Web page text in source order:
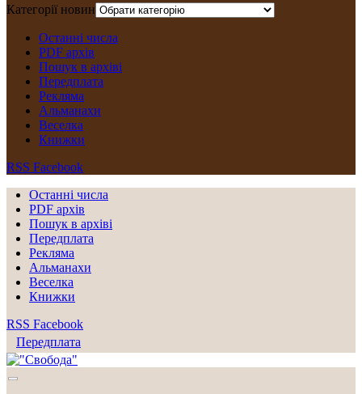
Категорії новин
Останні числа
PDF архів
Пошук в архіві
Передплата
Рекляма
Альманахи
Веселка
Книжки
RSS Facebook
Останні числа
PDF архів
Пошук в архіві
Передплата
Рекляма
Альманахи
Веселка
Книжки
RSS Facebook
Передплата